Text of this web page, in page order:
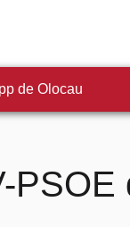
de Olocau
PSOE